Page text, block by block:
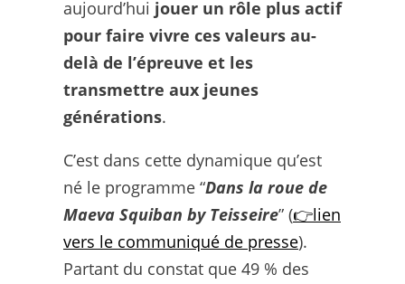
aujourd’hui jouer un rôle plus actif
pour faire vivre ces valeurs au-
delà de l’épreuve et les
transmettre aux jeunes
générations.
C’est dans cette dynamique qu’est
né le programme “Dans la roue de
Maeva Squiban by Teisseire” (👉lien
vers le communiqué de presse).
Partant du constat que 49 % des